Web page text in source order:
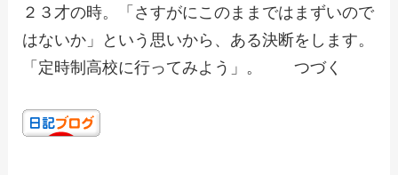
２３才の時。「さすがにこのままではまずいので
はないか」という思いから、ある決断をします。
「定時制高校に行ってみよう」。 つづく